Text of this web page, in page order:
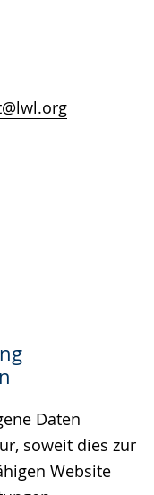
Daten
soweit dies zur
Website